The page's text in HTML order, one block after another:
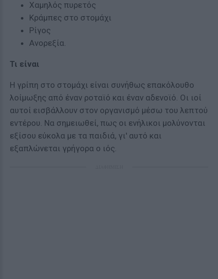
Χαμηλός πυρετός
Κράμπες στο στομάχι
Ρίγος
Ανορεξία.
Τι είναι
Η γρίπη στο στομάχι είναι συνήθως επακόλουθο
λοίμωξης από έναν ροταϊό και έναν αδενοϊό. Οι ιοί
αυτοί εισβάλλουν στον οργανισμό μέσω του λεπτού
εντέρου. Να σημειωθεί, πως οι ενήλικοι μολύνονται
εξίσου εύκολα με τα παιδιά, γι' αυτό και
εξαπλώνεται γρήγορα ο ιός.